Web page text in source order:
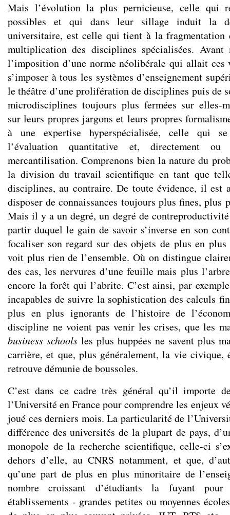
Mais l’évolution la plus pernicieuse, celle qui
possibles et qui dans leur sillage induit la
universitaire, est celle qui tient à la fragmentation
multiplication des disciplines spécialisées. Avant
l’imposition d’une norme néolibérale qui allait ces
s’imposer à tous les systèmes d’enseignement
le théâtre d’une prolifération de disciplines puis de
microdisciplines toujours plus fermées sur elles-
sur leurs propres jargons et leurs propres
à une expertise hyperspécialisée, celle qui
l’évaluation quantitative et, directement
mercantilisation. Comprenons bien la nature du
la division du travail scientifique en tant que
disciplines, au contraire. De toute évidence, il est
disposer de connaissances toujours plus fines, plus
Mais il y a un degré, un degré de
partir duquel le gain de savoir s’inverse en son
focaliser son regard sur des objets de plus en
voit plus rien de l’ensemble. Où on distingue
des cas, les nervures d’une feuille mais plus
encore la forêt qui l’abrite. C’est ainsi, par
incapables de suivre la sophistication des calculs
plus en plus ignorants de l’histoire de
discipline ne voient pas venir les crises, que les
business schools les plus huppées ne savent plus
carrière, et que, plus généralement, la vie civique,
retrouve démunie de boussoles.
C’est dans ce cadre très général qu’il importe
l’Université en France pour comprendre les enjeux
joué ces derniers mois. La particularité de
différence des universités de la plupart de pays,
monopole de la recherche scientifique, celle-ci
dehors d’elle, au CNRS notamment, et que,
qu’une part de plus en plus minoritaire de
nombre croissant d’étudiants la fuyant pour
établissements - grandes petites ou moyennes